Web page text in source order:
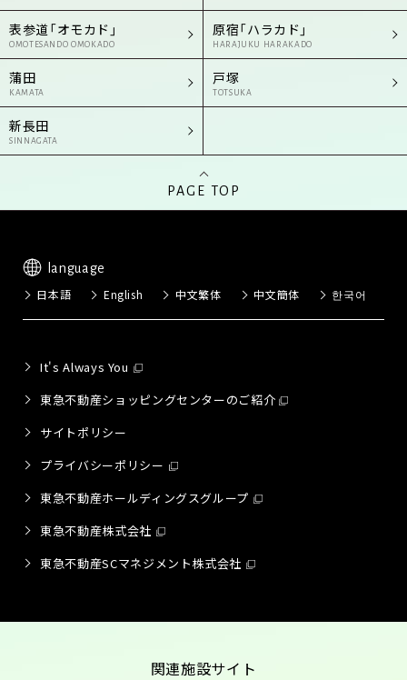
表参道「オモカド」
OMOTESANDO OMOKADO
原宿「ハラカド」
HARAJUKU HARAKADO
蒲田
KAMATA
戸塚
TOTSUKA
新長田
SINNAGATA
PAGE TOP
language
日本語 English 中文繁体 中文簡体 한국어
It's Always You
東急不動産ショッピングセンターのご紹介
サイトポリシー
プライバシーポリシー
東急不動産ホールディングスグループ
東急不動産株式会社
東急不動産SCマネジメント株式会社
関連施設サイト